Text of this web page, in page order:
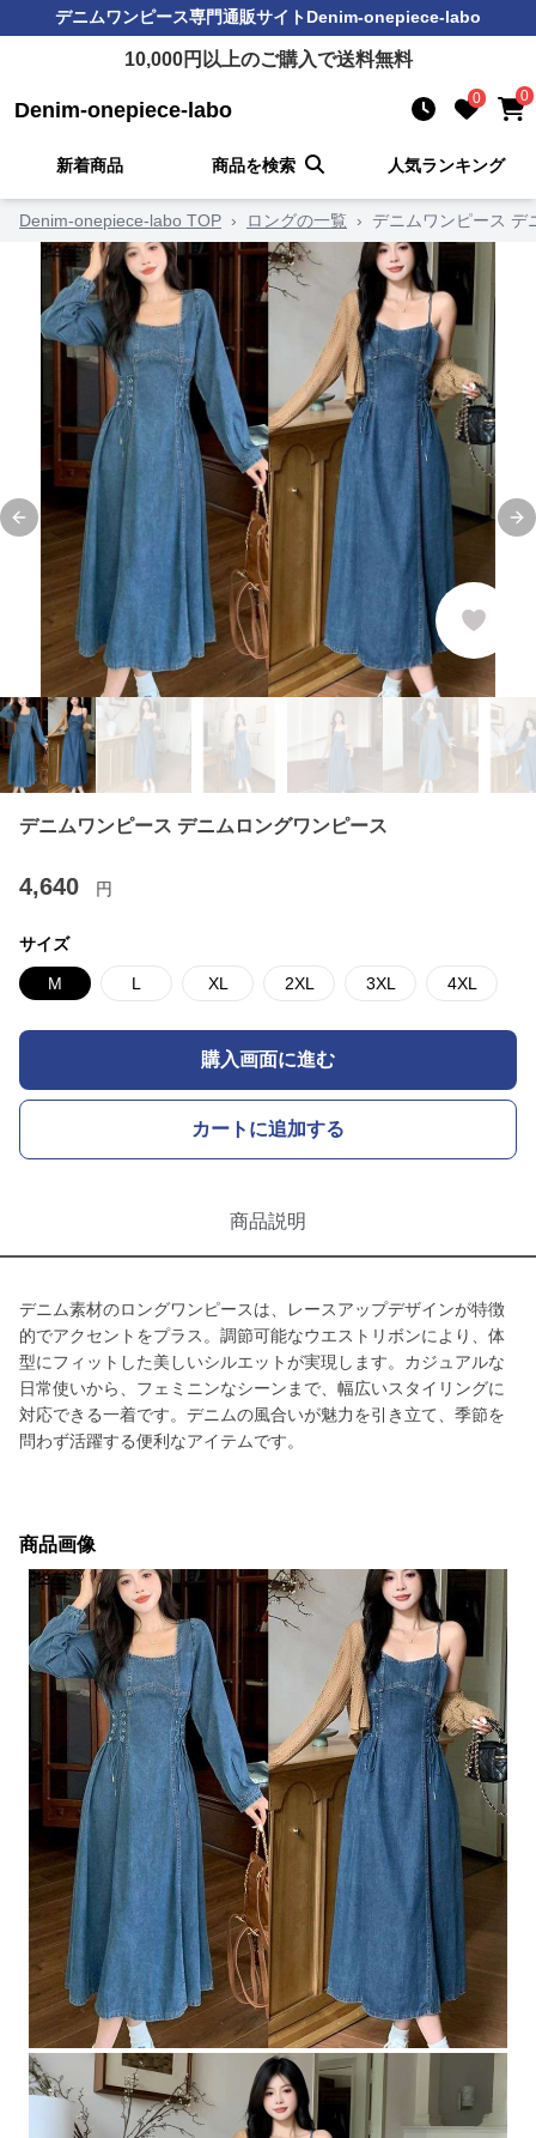
デニムワンピース専門通販サイトDenim-onepiece-labo
10,000円以上のご購入で送料無料
Denim-onepiece-labo 0 0
新着商品 商品を検索 人気ランキング
Denim-onepiece-labo TOP › ロングの一覧 › デニムワンピース デ
Previous slide
デニムワンピース デニムロングワンピース
4,640 円
サイズ
M L XL 2XL 3XL 4XL
購入画面に進む
カートに追加する
商品説明
デニム素材のロングワンピースは、レースアップデザインが特徴
的でアクセントをプラス。調節可能なウエストリボンにより、体
型にフィットした美しいシルエットが実現します。カジュアルな
日常使いから、フェミニンなシーンまで、幅広いスタイリングに
対応できる一着です。デニムの風合いが魅力を引き立て、季節を
問わず活躍する便利なアイテムです。
商品画像